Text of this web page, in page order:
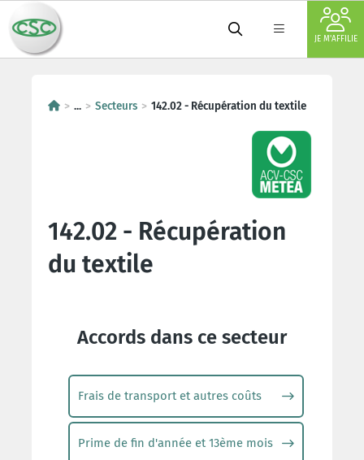
JE M'AFFILIE
... Secteurs 142.02 - Récupération du textile
142.02 - Récupération
du textile
Accords dans ce secteur
Frais de transport et autres coûts
Prime de fin d'année et 13ème mois